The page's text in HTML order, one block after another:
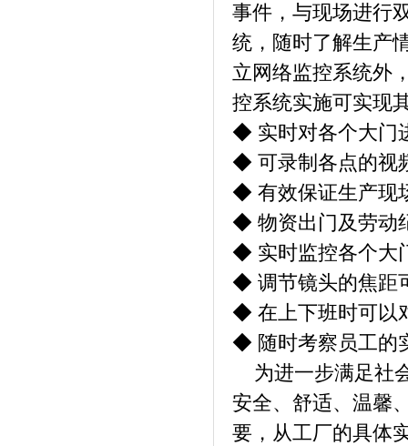
事件，与现场进行
统，随时了解生产
立网络监控系统外
控系统实施可实现
◆ 实时对各个大门
◆ 可录制各点的视
◆ 有效保证生产现
◆ 物资出门及劳动
◆ 实时监控各个大
◆ 调节镜头的焦距
◆ 在上下班时可以
◆ 随时考察员工的
为进一步满足社
安全、舒适、温馨
要，从工厂的具体